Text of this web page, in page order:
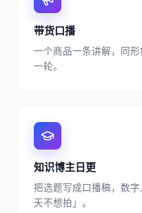
带货口播
一个商品一条讲解，同
一轮。
知识博主日更
把选题写成口播稿，数
天不想拍」。